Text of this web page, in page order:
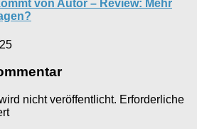
von Autor – Review: Mehr
nicht veröffentlicht. Erforderliche